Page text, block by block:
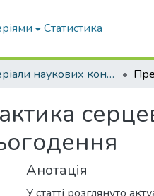
Статистика
Матеріали наукових конференцій та форумів
Анотація